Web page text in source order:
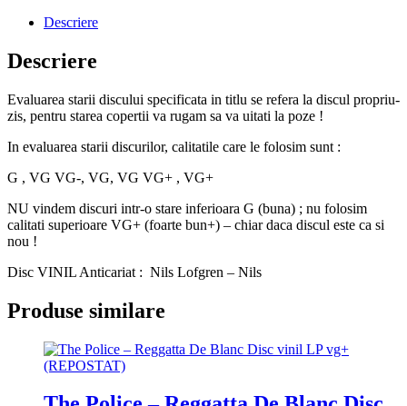
Descriere
Descriere
Evaluarea starii discului specificata in titlu se refera la discul propriu-
zis, pentru starea copertii va rugam sa va uitati la poze !
In evaluarea starii discurilor, calitatile care le folosim sunt :
G , VG VG-, VG, VG VG+ , VG+
NU vindem discuri intr-o stare inferioara G (buna) ; nu folosim
calitati superioare VG+ (foarte bun+) – chiar daca discul este ca si
nou !
Disc VINIL Anticariat : Nils Lofgren – Nils
Produse similare